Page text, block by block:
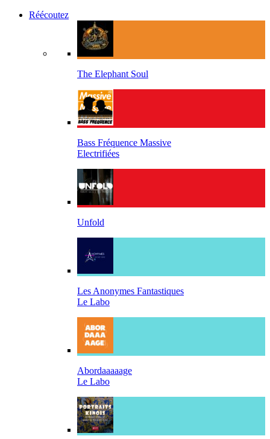
Réécoutez
The Elephant Soul
Bass Fréquence Massive
Electrifiées
Unfold
Les Anonymes Fantastiques
Le Labo
Abordaaaaage
Le Labo